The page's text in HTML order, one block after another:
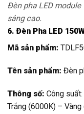
Đèn pha LED
sáng cao.
6. Đèn Pha LED
Mã sản phẩm:
Tên sản phẩm: Đèn
Thông số: Công
Trắng (6000K) – Vàng